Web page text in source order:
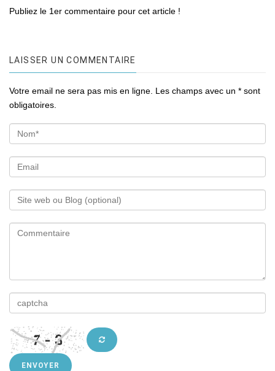
Publiez le 1er commentaire pour cet article !
LAISSER UN COMMENTAIRE
Votre email ne sera pas mis en ligne. Les champs avec un * sont
obligatoires.
ENVOYER